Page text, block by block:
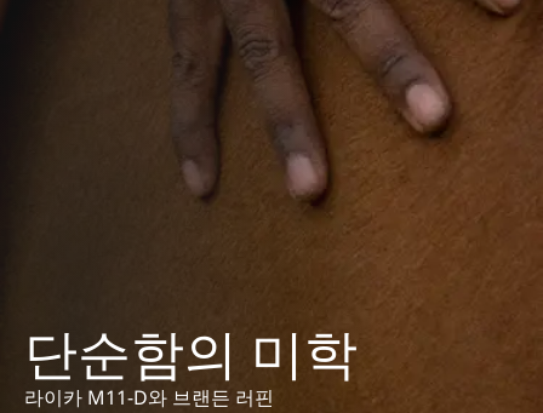
단순함의 미학
라이카 M11-D와 브랜든 러핀